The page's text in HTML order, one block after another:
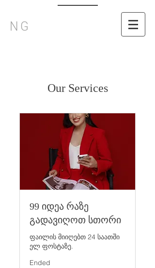
NG
Our Services
99 იდეა რაზე
გადავიღოთ სთორი
ფაილის მიიღებთ 24 საათში
ელ ფოსტაზე.
Ended